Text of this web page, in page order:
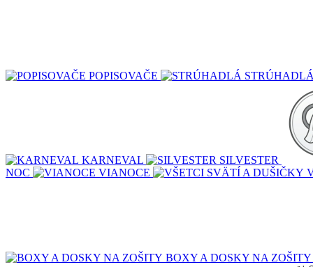
POPISOVAČE
KARNEVAL
SILVESTER
NOC
VIANOCE
BOXY A DOSKY NA ZOŠITY